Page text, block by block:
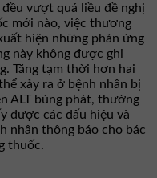
vượt quá liều đề nghị
mới nào, việc thương
hiện những phản ứng
này không được ghi
Tăng tạm thời hơn hai
xảy ra ở bệnh nhân bị
ALT bùng phát, thường
được các dấu hiệu và
nhân thông báo cho bác
thuốc.